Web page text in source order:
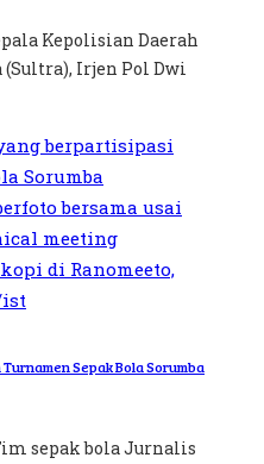
Kepolisian Daerah
(Sultra), Irjen Pol Dwi
Sepak Bola Sorumba
sepak bola Jurnalis